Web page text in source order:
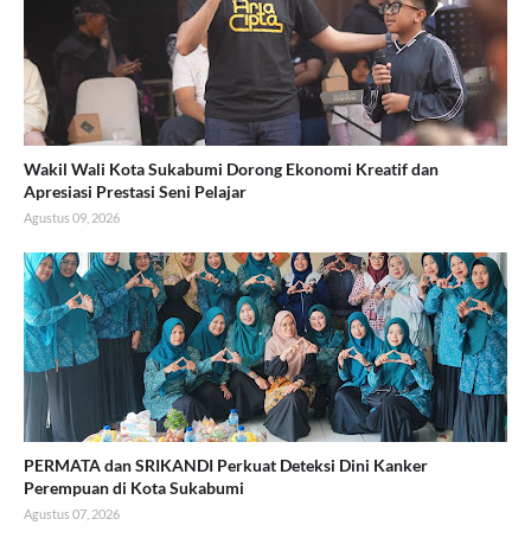
Wakil Wali Kota Sukabumi Dorong Ekonomi Kreatif dan
Apresiasi Prestasi Seni Pelajar
Agustus 09, 2026
PERMATA dan SRIKANDI Perkuat Deteksi Dini Kanker
Perempuan di Kota Sukabumi
Agustus 07, 2026